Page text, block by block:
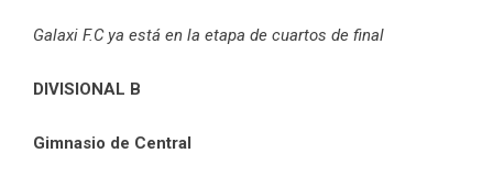
Galaxi F.C ya está en la etapa de cuartos de final
DIVISIONAL B
Gimnasio de Central